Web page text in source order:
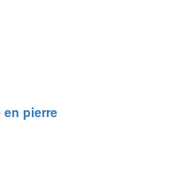
pierre